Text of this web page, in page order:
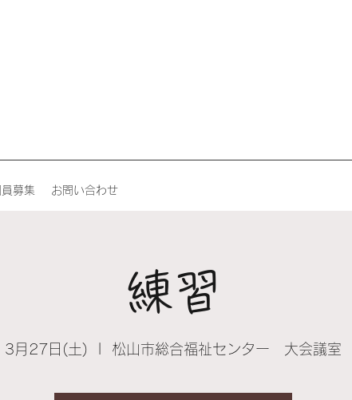
員募集 お問い合わせ
練習
3月27日(土) 松山市総合福祉センター 大会議室